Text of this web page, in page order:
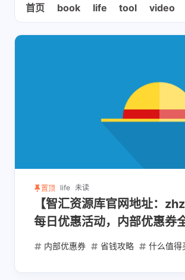
首页 book life tool video
置顶 life 未读
【智汇资源库官网地址：
每日优惠活动，内部优惠券
内部优惠券 省钱攻略 什么值得